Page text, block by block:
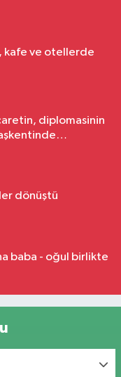
kafe ve otellerde
diplomasinin
dönüştü
baba - oğul birlikte